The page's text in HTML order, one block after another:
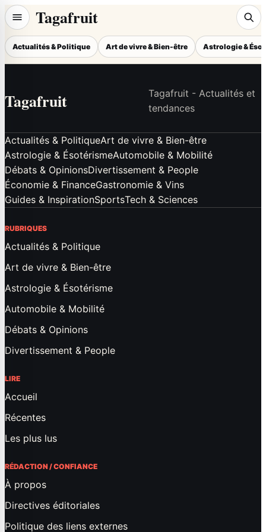
Tagafruit
Actualités & Politique Art de vivre & Bien-être Astrologie &
Tagafruit
Tagafruit - Actualités et
tendances
Actualités & PolitiqueArt de vivre & Bien-être
Astrologie & ÉsotérismeAutomobile & Mobilité
Débats & OpinionsDivertissement & People
Économie & FinanceGastronomie & Vins
Guides & InspirationSportsTech & Sciences
RUBRIQUES
Actualités & Politique
Art de vivre & Bien-être
Astrologie & Ésotérisme
Automobile & Mobilité
Débats & Opinions
Divertissement & People
LIRE
Accueil
Récentes
Les plus lus
RÉDACTION / CONFIANCE
À propos
Directives éditoriales
Politique des liens externes